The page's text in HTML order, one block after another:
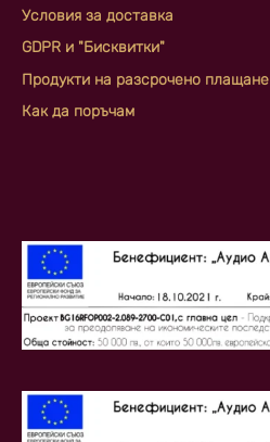
Условия за доставка
GDPR и "Бисквитки"
Продукти на разсрочено плащане
Как да поръчам